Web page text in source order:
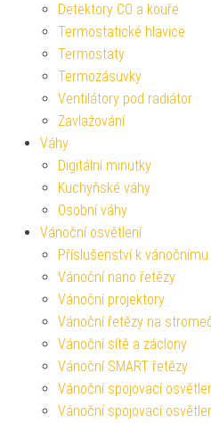
Detektory CO a kouře
Termostatické hlavice
Termostaty
Termozásuvky
Ventilátory pod radiátor
Zavlažování
Váhy
Digitální minutky
Kuchyňské váhy
Osobní váhy
Vánoční osvětlení
Příslušenství k
Vánoční nano řetězy
Vánoční projektory
Vánoční řetězy na
Vánoční sítě a záclony
Vánoční SMART řetězy
Vánoční spojovací
Vánoční spojovací